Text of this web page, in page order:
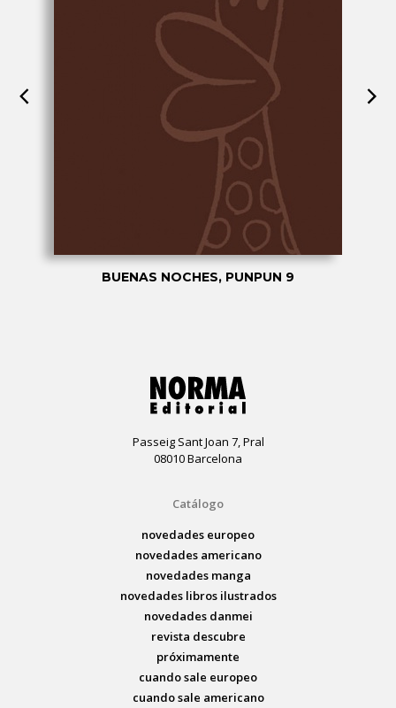
BUENAS NOCHES, PUNPUN 9
Passeig Sant Joan 7, Pral
08010 Barcelona
Catálogo
novedades europeo
novedades americano
novedades manga
novedades libros ilustrados
novedades danmei
revista descubre
próximamente
cuando sale europeo
cuando sale americano